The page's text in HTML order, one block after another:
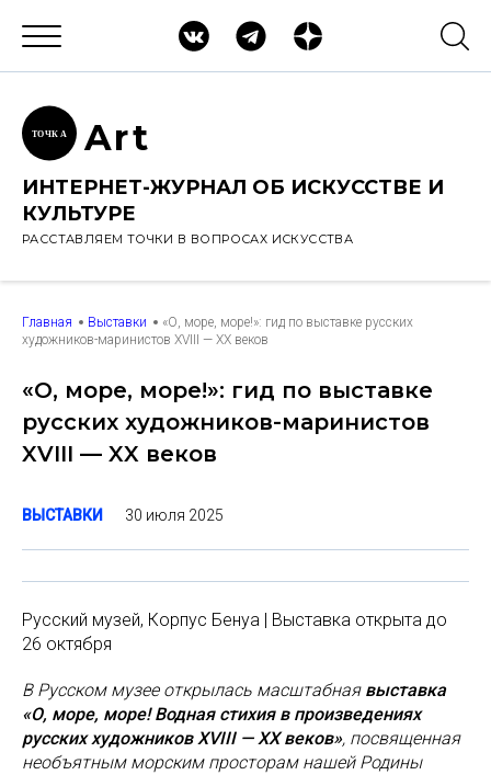
ТОЧК А Art
ИНТЕРНЕТ-ЖУРНАЛ ОБ ИСКУССТВЕ И
КУЛЬТУРЕ
РАССТАВЛЯЕМ ТОЧКИ В ВОПРОСАХ ИСКУССТВА
Главная Выставки
«О, море, море!»: гид по выставке русских
художников-маринистов XVIII — XX веков
«О, море, море!»: гид по выставке
русских художников-маринистов
XVIII — XX веков
ВЫСТАВКИ 30 июля 2025
Русский музей, Корпус Бенуа | Выставка открыта до
26 октября
В Русском музее открылась масштабная выставка
«О, море, море! Водная стихия в произведениях
русских художников XVIII — XX веков», посвященная
необъятным морским просторам нашей Родины